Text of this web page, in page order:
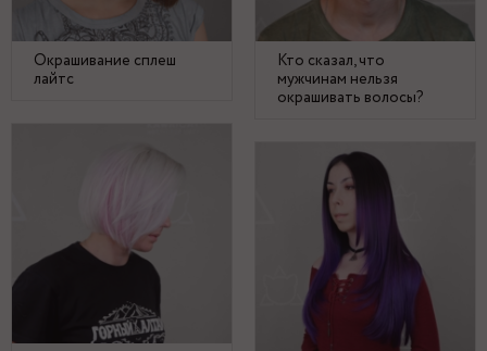
Окрашивание сплеш
лайтс
Кто сказал, что
мужчинам нельзя
окрашивать волосы?